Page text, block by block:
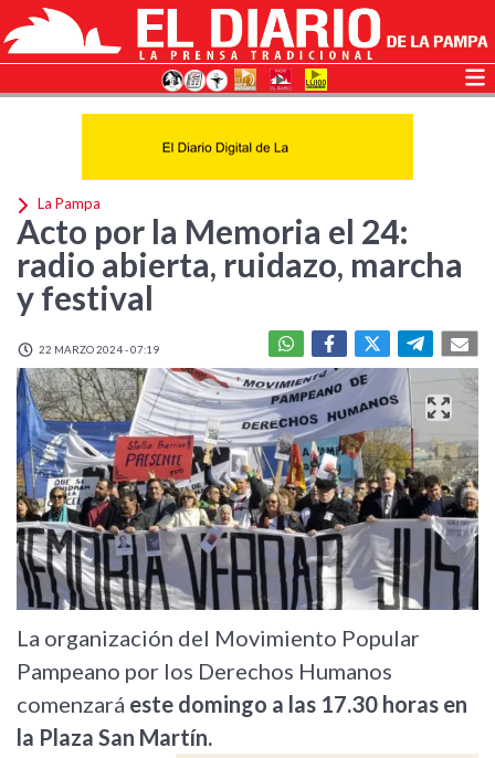
La Pampa
Acto por la Memoria el 24:
radio abierta, ruidazo, marcha
y festival
22 MARZO 2024 - 07:19
La organización del Movimiento Popular
Pampeano por los Derechos Humanos
comenzará este domingo a las 17.30 horas en
la Plaza San Martín.